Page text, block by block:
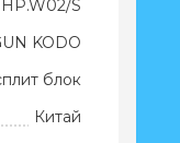
S
KODO
блок
Китай